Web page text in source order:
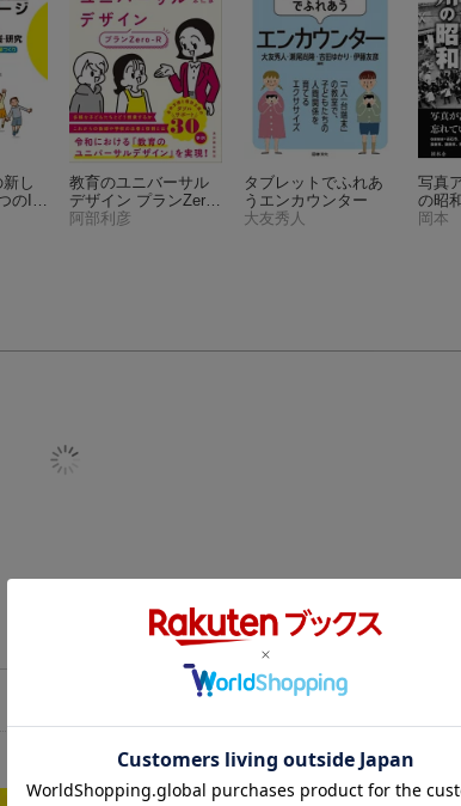
し
のI
知
教育のユニバーサル
デザイン プランZero-
R
阿部利彦
タブレットでふれあ
うエンカウンター
大友秀人
写真
の昭
岡本